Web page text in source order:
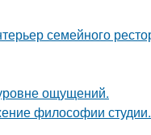
семейного
ощущений.
философии студии.